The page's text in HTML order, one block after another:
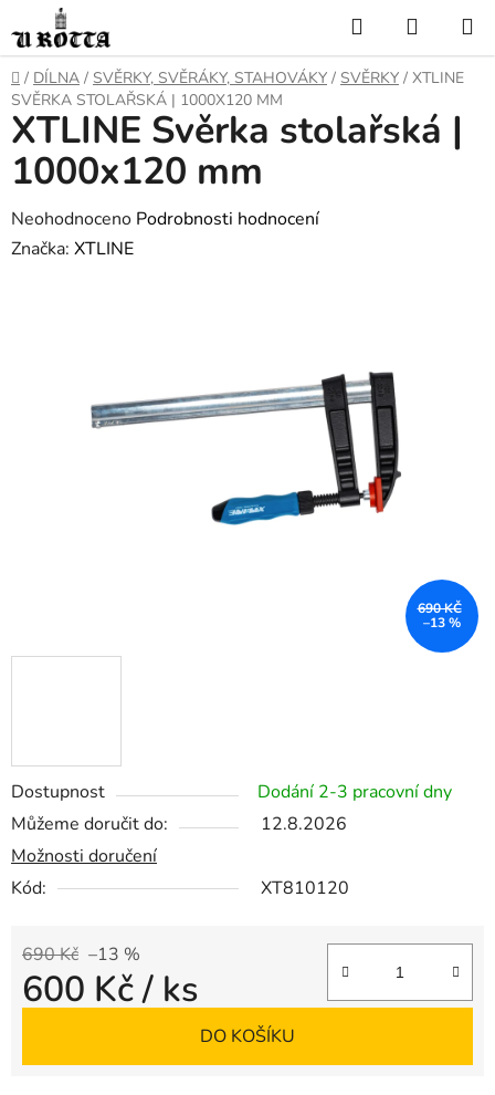
na
obsah
Hledat
KOŠÍK
DOMŮ
/ DÍLNA / SVĚRKY, SVĚRÁKY, STAHOVÁKY / SVĚRKY / XTLINE
SVĚRKA STOLAŘSKÁ | 1000X120 MM
Dostupnost
Dodání 2-3 pracovní dny
Můžeme doručit do:
12.8.2026
Možnosti doručení
Kód:
XT810120
690 Kč –13 %
600 Kč/ ks
DO KOŠÍKU
XTLINE Svěrka stolařská |
1000x120 mm
Průměrné
hodnocení
Neohodnoceno Podrobnosti hodnocení
Značka: XTLINE
690 KČ
–13 %